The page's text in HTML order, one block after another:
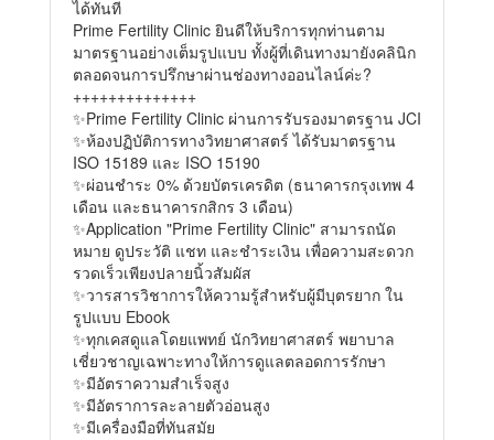
ได้ทันที
Prime Fertility Clinic ยินดีให้บริการทุกท่านตาม
มาตรฐานอย่างเต็มรูปแบบ ทั้งผู้ที่เดินทางมายังคลินิก
ตลอดจนการปรึกษาผ่านช่องทางออนไลน์ค่ะ?
++++++++++++++
✨Prime Fertility Clinic ผ่านการรับรองมาตรฐาน JCI
✨ห้องปฏิบัติการทางวิทยาศาสตร์ ได้รับมาตรฐาน
ISO 15189 และ ISO 15190
✨ผ่อนชำระ 0% ด้วยบัตรเครดิต (ธนาคารกรุงเทพ 4
เดือน และธนาคารกสิกร 3 เดือน)
✨Application "Prime Fertility Clinic" สามารถนัด
หมาย ดูประวัติ แชท และชำระเงิน เพื่อความสะดวก
รวดเร็วเพียงปลายนิ้วสัมผัส
✨วารสารวิชาการให้ความรู้สำหรับผู้มีบุตรยาก ใน
รูปแบบ Ebook
✨ทุกเคสดูแลโดยแพทย์ นักวิทยาศาสตร์ พยาบาล
เชี่ยวชาญเฉพาะทางให้การดูแลตลอดการรักษา
✨มีอัตราความสำเร็จสูง
✨มีอัตราการละลายตัวอ่อนสูง
✨มีเครื่องมือที่ทันสมัย